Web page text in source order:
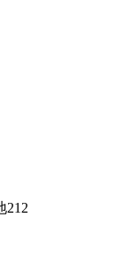
212